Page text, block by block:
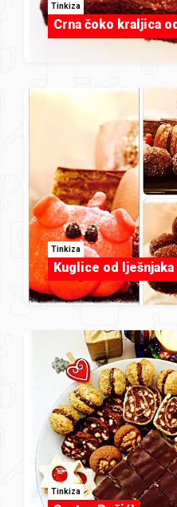
Tinkiza
Crna čoko kraljica
Tinkiza
Kuglice od lješnjaka
Tinkiza